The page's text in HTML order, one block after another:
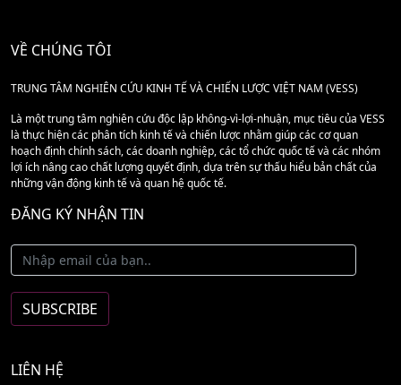
VỀ CHÚNG TÔI
TRUNG TÂM NGHIÊN CỨU KINH TẾ VÀ CHIẾN LƯỢC VIỆT NAM (VESS)
Là một trung tâm nghiên cứu độc lập không-vì-lợi-nhuận, mục tiêu của VESS
là thực hiện các phân tích kinh tế và chiến lược nhằm giúp các cơ quan
hoạch định chính sách, các doanh nghiệp, các tổ chức quốc tế và các nhóm
lợi ích nâng cao chất lượng quyết định, dựa trên sự thấu hiểu bản chất của
những vận động kinh tế và quan hệ quốc tế.
ĐĂNG KÝ NHẬN TIN
LIÊN HỆ